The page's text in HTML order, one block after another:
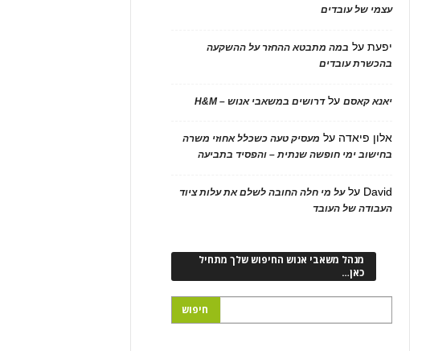
עצמי של עובדים
יפעתעל במה מתבטא ההחזר על ההשקעה
בהכשרת עובדים
יאנא קאסםעלדרושים במשאבי אנוש – H&M
אלון פיאדה על מעסיק טעה כשכלל אחוזי משרה
בחישוב ימי חופשה שנתית – והפסיד בתביעה
David עלעל מי חלה החובה לשלם את עלות ציוד
העבודה של העובד
מנהל משאבי אנוש החיפוש שלך מתחיל
כאן…